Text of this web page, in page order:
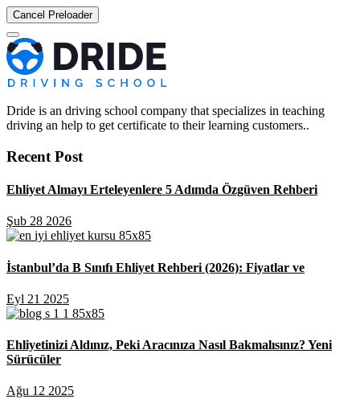
Cancel Preloader
Dride is an driving school company that specializes in teaching
driving an help to get certificate to their learning customers..
Recent Post
Ehliyet Almayı Erteleyenlere 5 Adımda Özgüven Rehberi
Şub 28 2026
İstanbul’da B Sınıfı Ehliyet Rehberi (2026): Fiyatlar ve
Eyl 21 2025
Ehliyetinizi Aldınız, Peki Aracınıza Nasıl Bakmalısınız? Yeni
Sürücüler
Ağu 12 2025